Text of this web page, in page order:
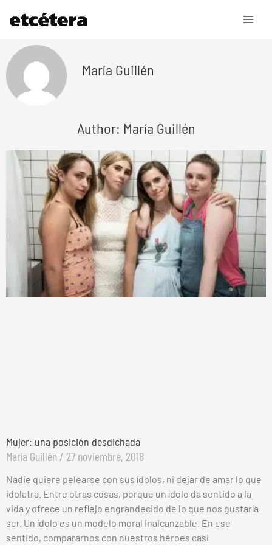
contenido
María Guillén
Author: María Guillén
Mujer: una posición desdichada
María Guillén 27 noviembre, 2018
Nadie quiere pelearse con sus ídolos, ni dejar de amar lo que
idolatra. Entre otras cosas, porque un ídolo da sentido a la
vida y ofrece un reflejo engrandecido de lo que nos gustaría
ser. Un ídolo es un modelo moral inalcanzable. En ese
sentido, compararnos con nuestros héroes casi